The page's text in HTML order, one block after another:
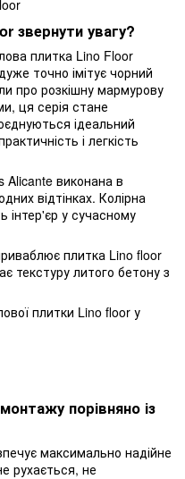
звернути увагу?
плитка Lino Floor
точно імітує чорний
про розкішну мармурову
ця серія стане
ідеальний
і легкість
Alicante виконана в
відтінках. Колірна
інтер'єр у сучасному
плитка Lino floor
текстуру литого бетону з
плитки Lino floor у
порівняно із
максимально надійне
рухається, не